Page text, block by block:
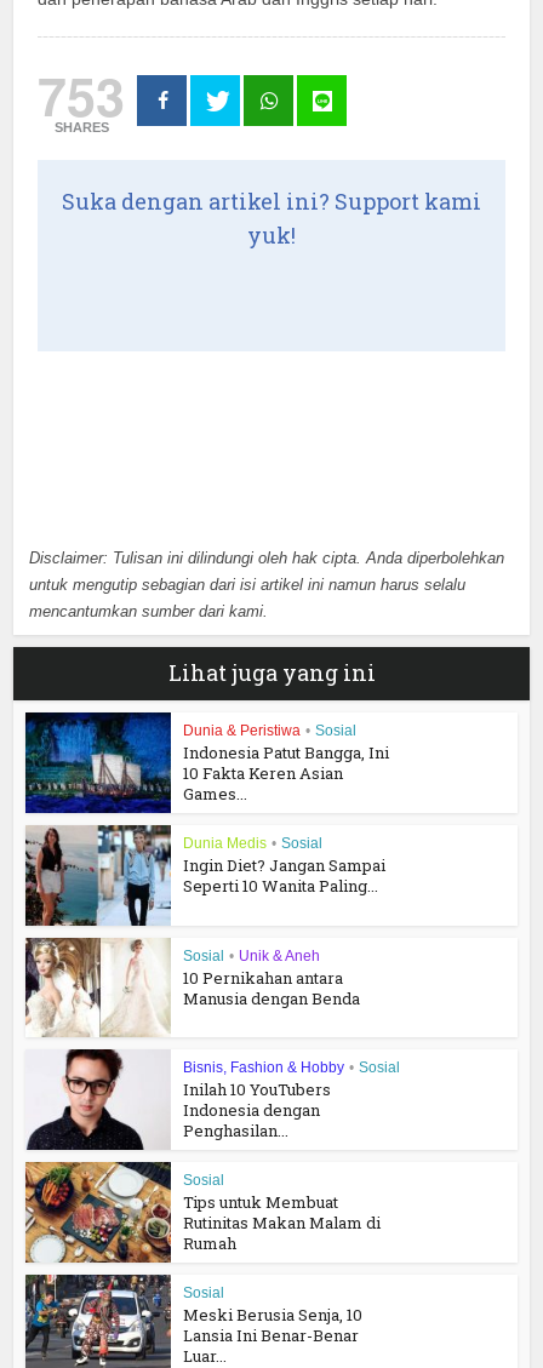
753
SHARES
Suka dengan artikel ini? Support kami
yuk!
Disclaimer: Tulisan ini dilindungi oleh hak cipta. Anda diperbolehkan
untuk mengutip sebagian dari isi artikel ini namun harus selalu
mencantumkan sumber dari kami.
Lihat juga yang ini
Dunia & Peristiwa • Sosial
Indonesia Patut Bangga, Ini
10 Fakta Keren Asian
Games...
Dunia Medis • Sosial
Ingin Diet? Jangan Sampai
Seperti 10 Wanita Paling...
Sosial • Unik & Aneh
10 Pernikahan antara
Manusia dengan Benda
Bisnis, Fashion & Hobby • Sosial
Inilah 10 YouTubers
Indonesia dengan
Penghasilan...
Sosial
Tips untuk Membuat
Rutinitas Makan Malam di
Rumah
Sosial
Meski Berusia Senja, 10
Lansia Ini Benar-Benar
Luar...